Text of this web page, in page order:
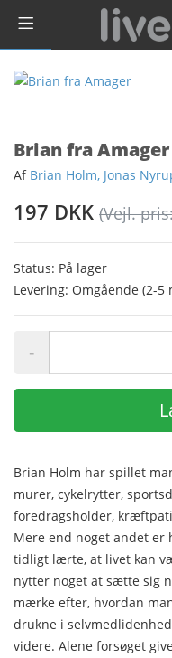
Brian fra Amager
Af Brian Holm, Jonas
197 DKK (Vejl.
Status: På lager
Levering: Omgående (2-5
-
Brian Holm har spillet
murer, cykelrytter,
foredragsholder,
Mere end noget andet er
tidligt lærte, at livet kan
nytter noget at sætte sig
mærke efter, hvordan
drukne i
videre. Alene forsøget